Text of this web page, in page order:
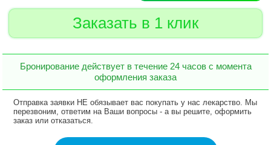
Заказать в 1 клик
Бронирование действует в течение 24 часов с момента
оформления заказа
Отправка заявки НЕ обязывает вас покупать у нас лекарство. Мы
перезвоним, ответим на Ваши вопросы - а вы решите, оформить
заказ или отказаться.